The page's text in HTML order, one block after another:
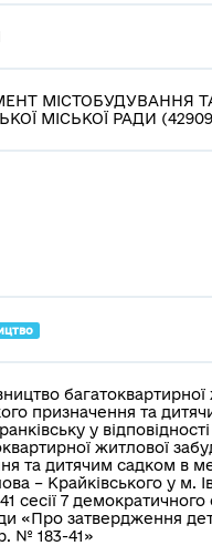
МІСТОБУДУВАННЯ
МІСЬКОЇ РАДИ
призначення та
у
житлової
та дитячим садком в
– Крайківського у м.
сесії 7
«Про затвердження
№ 183-41»